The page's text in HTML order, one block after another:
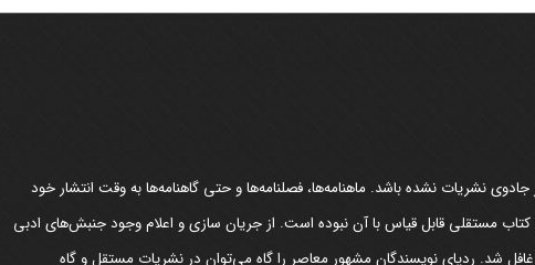
نشریات نشده باشد. ماهنامه‌ها، فصلنامه‌ها و حتی گاهنامه‌ها به وقت انتشار خود
کتاب مستقلی قابل قیاس با آن نبوده است. از جریان سازی و اعلام وجود جنبش‌های ادبی
شد. ردپای نویسندگان مشهور معاصر را گاه می‌توان در نشریات مستقل و گاه